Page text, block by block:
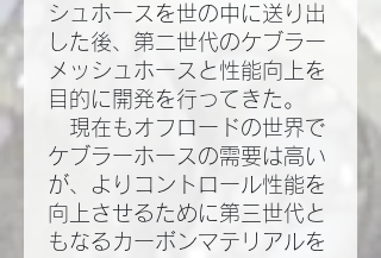
シュホースを世の中に送り出
した後、第二世代のケブラー
メッシュホースと性能向上を
目的に開発を行ってきた。​
現在もオフロードの世界で
ケブラーホースの需要は高い
が、よりコントロール性能を
向上させるために第三世代と
もなるカーボンマテリアルを